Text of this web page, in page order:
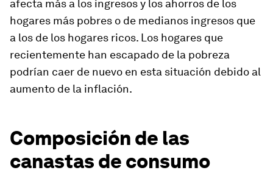
afecta más a los ingresos y los ahorros de los
hogares más pobres o de medianos ingresos que
a los de los hogares ricos. Los hogares que
recientemente han escapado de la pobreza
podrían caer de nuevo en esta situación debido al
aumento de la inflación.
Composición de las
canastas de consumo